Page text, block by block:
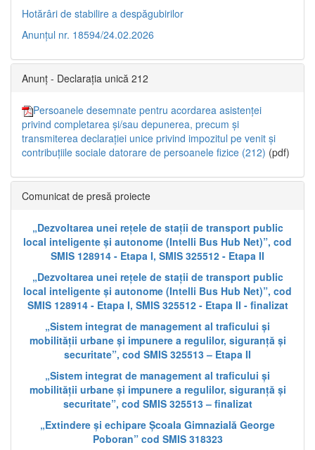
Hotărâri de stabilire a despăgubirilor
Anunțul nr. 18594/24.02.2026
Anunț - Declarația unică 212
Persoanele desemnate pentru acordarea asistenței
privind completarea și/sau depunerea, precum și
transmiterea declarației unice privind impozitul pe venit și
contribuțiile sociale datorare de persoanele fizice (212) (pdf)
Comunicat de presă proiecte
„Dezvoltarea unei rețele de stații de transport public
local inteligente și autonome (Intelli Bus Hub Net)”, cod
SMIS 128914 - Etapa I, SMIS 325512 - Etapa II
„Dezvoltarea unei rețele de stații de transport public
local inteligente și autonome (Intelli Bus Hub Net)”, cod
SMIS 128914 - Etapa I, SMIS 325512 - Etapa II - finalizat
„Sistem integrat de management al traficului și
mobilității urbane și impunere a regulilor, siguranță și
securitate”, cod SMIS 325513 – Etapa II
„Sistem integrat de management al traficului și
mobilității urbane și impunere a regulilor, siguranță și
securitate”, cod SMIS 325513 – finalizat
„Extindere și echipare Școala Gimnazială George
Poboran” cod SMIS 318323